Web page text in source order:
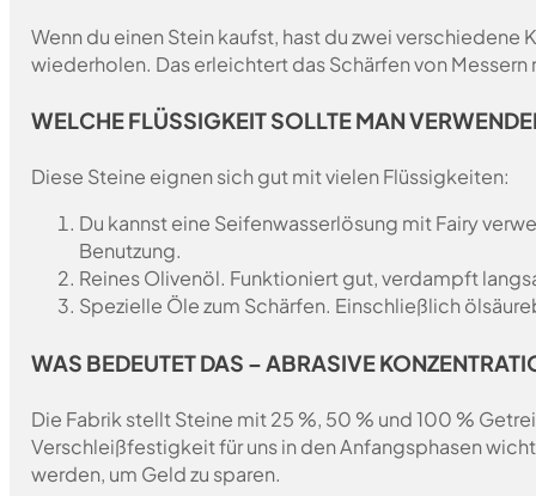
Wenn du einen Stein kaufst, hast du zwei
wiederholen. Das erleichtert das Schärfen von
WELCHE FLÜSSIGKEIT SOLLTE MAN
Diese Steine eignen sich gut mit vielen Flüssigkeiten:
Du kannst eine Seifenwasserlösung mit Fairy
Benutzung.
Reines Olivenöl. Funktioniert gut, verdampft
Spezielle Öle zum Schärfen. Einschließlich
WAS BEDEUTET DAS – ABRASIVE
Die Fabrik stellt Steine mit 25 %, 50 % und 100 %
Verschleißfestigkeit für uns in den Anfangsphasen
werden, um Geld zu sparen.